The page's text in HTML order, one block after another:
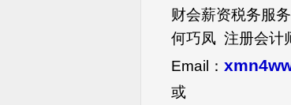
财会薪资税务服
何巧凤 注册会计
Email：
或